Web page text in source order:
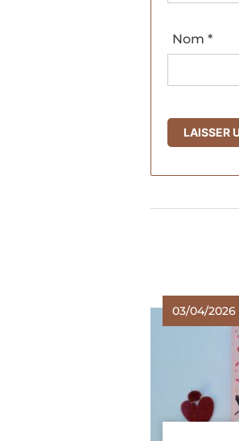
Nom *
03/04/2026